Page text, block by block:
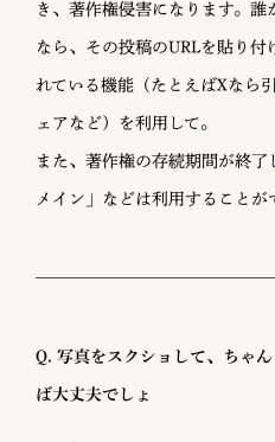
き、著作権侵害になります。
なら、その投稿のURLを貼り付
れている機能（たとえばXなら
ェアなど）を利用して。
また、著作権の存続期間が終
メイン」などは利用することが
Q. 写真をスクショして、ちゃ
ば大丈夫でしょ